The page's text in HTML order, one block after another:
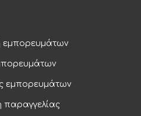
εμπορευμάτων
εμπορευμάτων